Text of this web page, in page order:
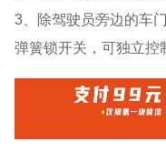
3、除驾驶员旁边的车
弹簧锁开关，可独立控